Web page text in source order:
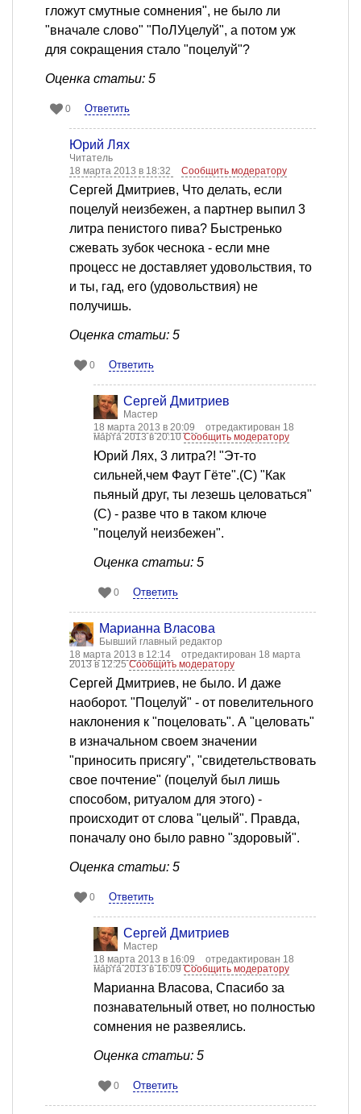
гложут смутные сомнения", не было ли
"вначале слово" "ПоЛУцелуй", а потом уж
для сокращения стало "поцелуй"?
Оценка статьи: 5
0 Ответить
Юрий Лях
Читатель
18 марта 2013 в 18:32
Сообщить модератору
Сергей Дмитриев, Что делать, если
поцелуй неизбежен, а партнер выпил 3
литра пенистого пива? Быстренько
сжевать зубок чеснока - если мне
процесс не доставляет удовольствия, то
и ты, гад, его (удовольствия) не
получишь.
Оценка статьи: 5
0 Ответить
Сергей Дмитриев
Мастер
18 марта 2013 в 20:09
отредактирован 18
марта 2013 в 20:10Сообщить модератору
Юрий Лях, 3 литра?! "Эт-то
сильней,чем Фаут Гёте".(С) "Как
пьяный друг, ты лезешь целоваться"
(С) - разве что в таком ключе
"поцелуй неизбежен".
Оценка статьи: 5
0 Ответить
Марианна Власова
Бывший главный редактор
18 марта 2013 в 12:14
отредактирован 18 марта
2013 в 12:25Сообщить модератору
Сергей Дмитриев, не было. И даже
наоборот. "Поцелуй" - от повелительного
наклонения к "поцеловать". А "целовать"
в изначальном своем значении
"приносить присягу", "свидетельствовать
свое почтение" (поцелуй был лишь
способом, ритуалом для этого) -
происходит от слова "целый". Правда,
поначалу оно было равно "здоровый".
Оценка статьи: 5
0 Ответить
Сергей Дмитриев
Мастер
18 марта 2013 в 16:09
отредактирован 18
марта 2013 в 16:09Сообщить модератору
Марианна Власова, Спасибо за
познавательный ответ, но полностью
сомнения не развеялись.
Оценка статьи: 5
0 Ответить